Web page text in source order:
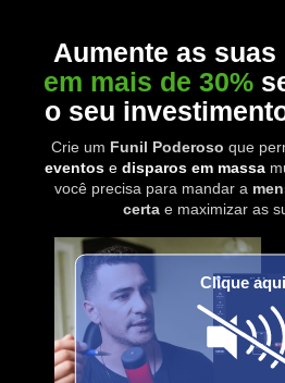
Aumente as suas
em mais de 30%
o seu
Crie um Funil Poderoso que
eventose disparos em massa
você precisa para mandar a
certa e maximizar as